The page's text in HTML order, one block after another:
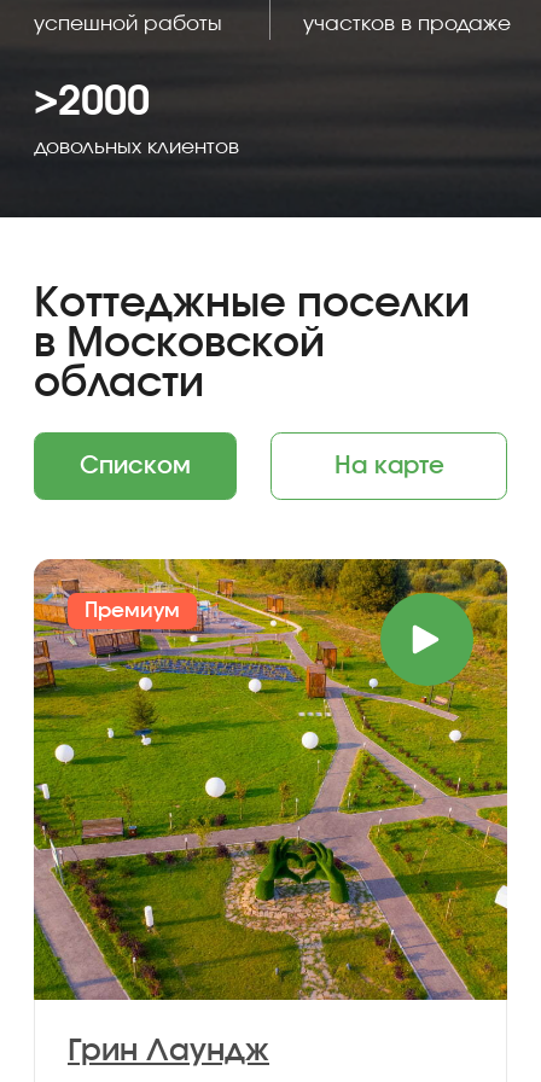
Круглогодичный подъезд
ко всем поселкам без проблем
Качественные автодороги
Для дачи
Смотреть участки
Грин Лаундж
от 525 000 ₽
58 км от МКАД
Новорижское шоссе
Истринский район
цена за сотку